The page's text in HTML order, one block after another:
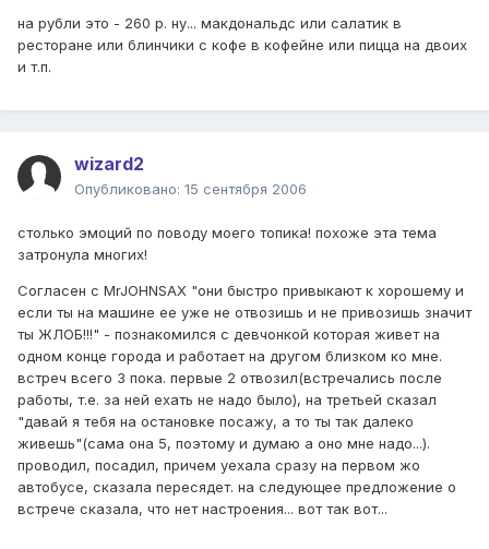
на рубли это - 260 р. ну... макдональдс или салатик в
ресторане или блинчики с кофе в кофейне или пицца на двоих
и т.п.
wizard2
Опубликовано: 15 сентября 2006
столько эмоций по поводу моего топика! похоже эта тема
затронула многих!
Согласен с MrJOHNSAX "они быстро привыкают к хорошему и
если ты на машине ее уже не отвозишь и не привозишь значит
ты ЖЛОБ!!!" - познакомился с девчонкой которая живет на
одном конце города и работает на другом близком ко мне.
встреч всего 3 пока. первые 2 отвозил(встречались после
работы, т.е. за ней ехать не надо было), на третьей сказал
"давай я тебя на остановке посажу, а то ты так далеко
живешь"(сама она 5, поэтому и думаю а оно мне надо...).
проводил, посадил, причем уехала сразу на первом жо
автобусе, сказала пересядет. на следующее предложение о
встрече сказала, что нет настроения... вот так вот...